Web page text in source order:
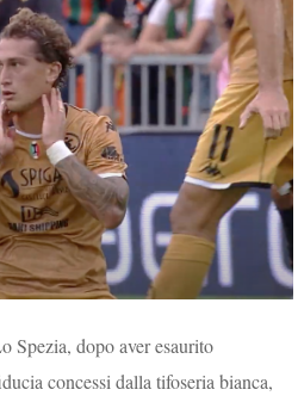
Spezia, dopo aver esaurito
concessi dalla tifoseria bianca,